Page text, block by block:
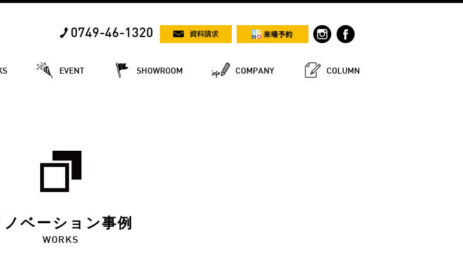
0749-46-1320
EVENT SHOWROOM COMPANY COLUMN
ノベーション事例
WORKS